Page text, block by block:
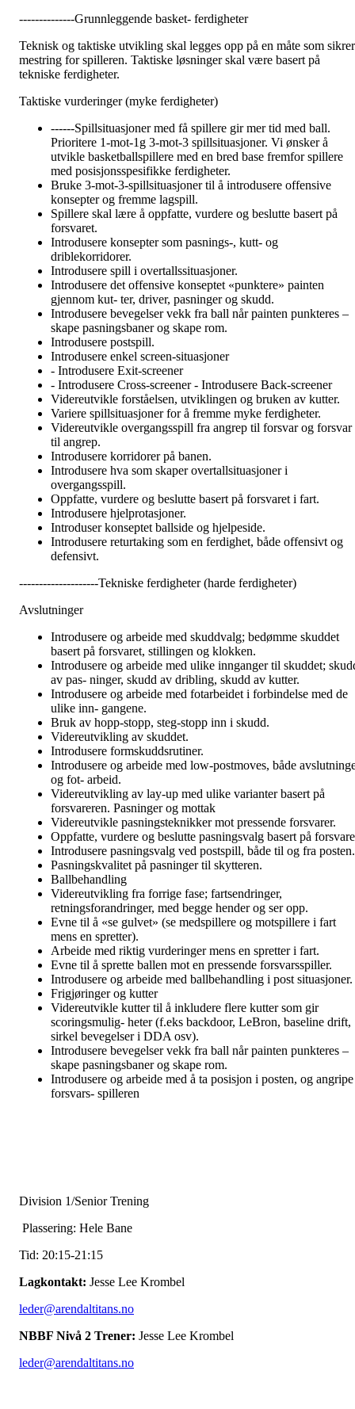
--------------Grunnleggende basket- ferdigheter
Teknisk og taktiske utvikling skal legges opp på en måte som sikrer
mestring for spilleren. Taktiske løsninger skal være basert på
tekniske ferdigheter.
Taktiske vurderinger (myke ferdigheter)
------Spillsituasjoner med få spillere gir mer tid med ball.
Prioritere 1-mot-1g 3-mot-3 spillsituasjoner. Vi ønsker å
utvikle basketballspillere med en bred base fremfor spillere
med posisjonsspesifikke ferdigheter.
Bruke 3-mot-3-spillsituasjoner til å introdusere offensive
konsepter og fremme lagspill.
Spillere skal lære å oppfatte, vurdere og beslutte basert på
forsvaret.
Introdusere konsepter som pasnings-, kutt- og
driblekorridorer.
Introdusere spill i overtallssituasjoner.
Introdusere det offensive konseptet «punktere» painten
gjennom kut- ter, driver, pasninger og skudd.
Introdusere bevegelser vekk fra ball når painten punkteres –
skape pasningsbaner og skape rom.
Introdusere postspill.
Introdusere enkel screen-situasjoner
- Introdusere Exit-screener
- Introdusere Cross-screener - Introdusere Back-screener
Videreutvikle forståelsen, utviklingen og bruken av kutter.
Variere spillsituasjoner for å fremme myke ferdigheter.
Videreutvikle overgangsspill fra angrep til forsvar og forsvar
til angrep.
Introdusere korridorer på banen.
Introdusere hva som skaper overtallsituasjoner i
overgangsspill.
Oppfatte, vurdere og beslutte basert på forsvaret i fart.
Introdusere hjelprotasjoner.
Introduser konseptet ballside og hjelpeside.
Introdusere returtaking som en ferdighet, både offensivt og
defensivt.
--------------------Tekniske ferdigheter (harde ferdigheter)
Avslutninger
Introdusere og arbeide med skuddvalg; bedømme skuddet
basert på forsvaret, stillingen og klokken.
Introdusere og arbeide med ulike innganger til skuddet;
av pas- ninger, skudd av dribling, skudd av kutter.
Introdusere og arbeide med fotarbeidet i forbindelse med de
ulike inn- gangene.
Bruk av hopp-stopp, steg-stopp inn i skudd.
Videreutvikling av skuddet.
Introdusere formskuddsrutiner.
Introdusere og arbeide med low-postmoves, både
og fot- arbeid.
Videreutvikling av lay-up med ulike varianter basert på
forsvareren. Pasninger og mottak
Videreutvikle pasningsteknikker mot pressende forsvarer.
Oppfatte, vurdere og beslutte pasningsvalg basert på
Introdusere pasningsvalg ved postspill, både til og fra posten.
Pasningskvalitet på pasninger til skytteren.
Ballbehandling
Videreutvikling fra forrige fase; fartsendringer,
retningsforandringer, med begge hender og ser opp.
Evne til å «se gulvet» (se medspillere og motspillere i fart
mens en spretter).
Arbeide med riktig vurderinger mens en spretter i fart.
Evne til å sprette ballen mot en pressende forsvarsspiller.
Introdusere og arbeide med ballbehandling i post situasjoner.
Frigjøringer og kutter
Videreutvikle kutter til å inkludere flere kutter som gir
scoringsmulig- heter (f.eks backdoor, LeBron, baseline drift,
sirkel bevegelser i DDA osv).
Introdusere bevegelser vekk fra ball når painten punkteres –
skape pasningsbaner og skape rom.
Introdusere og arbeide med å ta posisjon i posten, og angripe
forsvars- spilleren
Division 1/Senior Trening
Plassering: Hele Bane
Tid: 20:15-21:15
Lagkontakt: Jesse Lee Krombel
leder@arendaltitans.no
NBBF Nivå 2 Trener: Jesse Lee Krombel
leder@arendaltitans.no